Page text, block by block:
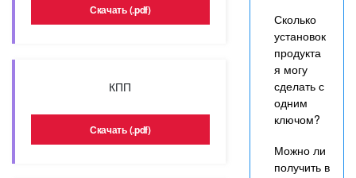
Скачать (.pdf)
КПП
Скачать (.pdf)
Сколько
установок
продукта
я могу
сделать с
одним
ключом?
Можно ли
получить в